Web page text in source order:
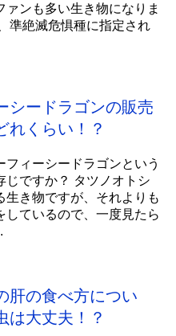
ァンも多い生き物になりま
準絶滅危惧種に指定され
シードラゴンの販売
れくらい！？
フィーシードラゴンという
じですか？ タツノオトシ
生き物ですが、それよりも
しているので、一度見たら
肝の食べ方につい
は大丈夫！？